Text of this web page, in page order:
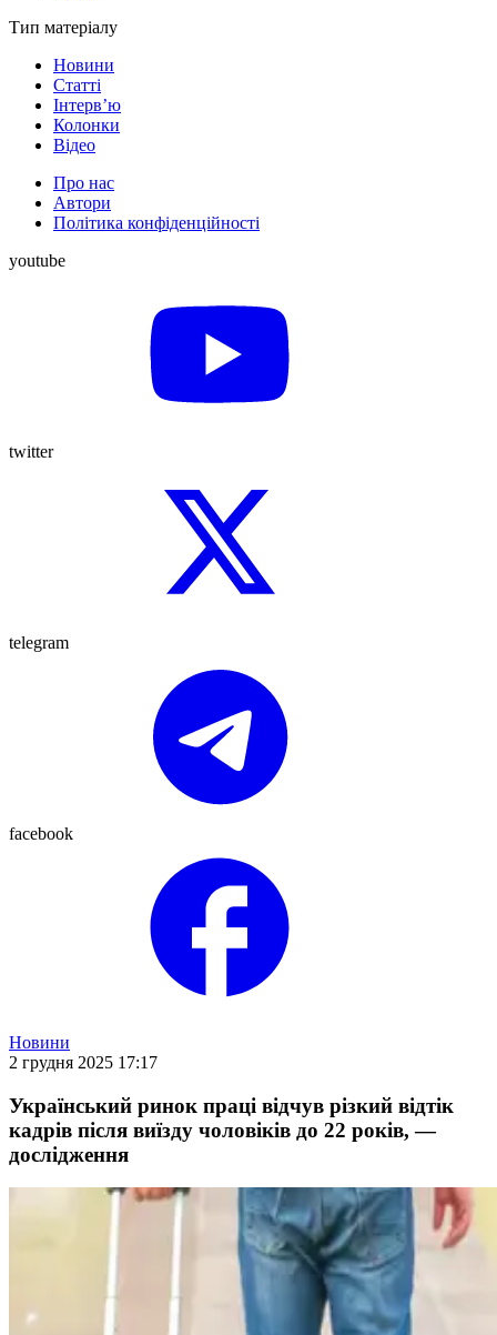
Тип матеріалу
Новини
Статті
Інтерв’ю
Колонки
Відео
Про нас
Автори
Політика конфіденційності
youtube
twitter
telegram
facebook
Новини
2 грудня 2025 17:17
Український ринок праці відчув різкий відтік
кадрів після виїзду чоловіків до 22 років, —
дослідження